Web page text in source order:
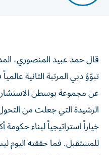
قال حمد عبيد المنصوري،
تبوّؤ دبي المرتبة الثانية
عن مجموعة بوسطن
الرشيدة التي جعلت من
خياراً استراتيجياً لبناء حكومة
للمستقبل. فما حققته اليوم